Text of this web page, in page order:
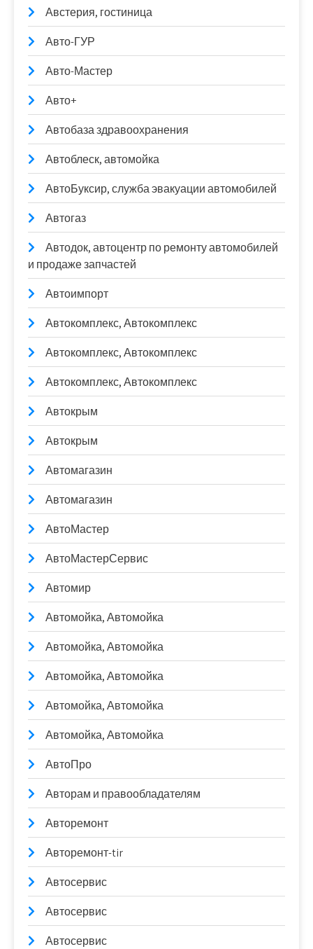
Австерия, гостиница
Авто-ГУР
Авто-Мастер
Авто+
Автобаза здравоохранения
Автоблеск, автомойка
АвтоБуксир, служба эвакуации автомобилей
Автогаз
Автодок, автоцентр по ремонту автомобилей
и продаже запчастей
Автоимпорт
Автокомплекс, Автокомплекс
Автокомплекс, Автокомплекс
Автокомплекс, Автокомплекс
Автокрым
Автокрым
Автомагазин
Автомагазин
АвтоМастер
АвтоМастерСервис
Автомир
Автомойка, Автомойка
Автомойка, Автомойка
Автомойка, Автомойка
Автомойка, Автомойка
Автомойка, Автомойка
АвтоПро
Авторам и правообладателям
Авторемонт
Авторемонт-tir
Автосервис
Автосервис
Автосервис